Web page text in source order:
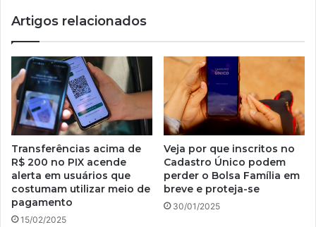
Artigos relacionados
Transferências acima de
R$ 200 no PIX acende
alerta em usuários que
costumam utilizar meio de
pagamento
15/02/2025
Veja por que inscritos no
Cadastro Único podem
perder o Bolsa Família em
breve e proteja-se
30/01/2025